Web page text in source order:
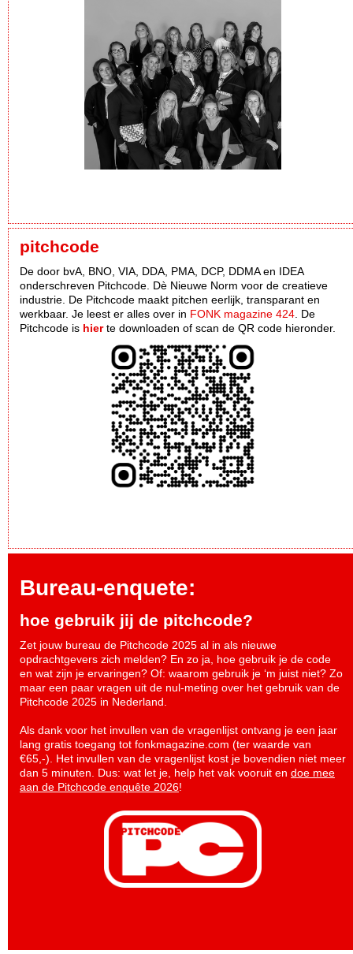
pitchcode
De door bvA, BNO, VIA, DDA, PMA, DCP, DDMA en IDEA
onderschreven Pitchcode. Dè Nieuwe Norm voor de creatieve
industrie. De Pitchcode maakt pitchen eerlijk, transparant en
werkbaar. Je leest er alles over in FONK magazine 424 . De
Pitchcode is hierte downloaden of scan de QR code hieronder.
Bureau-enquete:
hoe gebruik jij de pitchcode?
Zet jouw bureau de Pitchcode 2025 al in als nieuwe
opdrachtgevers zich melden? En zo ja, hoe gebruik je de code
en wat zijn je ervaringen? Of: waarom gebruik je ‘m juist niet? Zo
maar een paar vragen uit de nul-meting over het gebruik van de
Pitchcode 2025 in Nederland.
Als dank voor het invullen van de vragenlijst ontvang je een jaar
lang gratis toegang tot fonkmagazine.com (ter waarde van
€65,-). Het invullen van de vragenlijst kost je bovendien niet meer
dan 5 minuten. Dus: wat let je, help het vak vooruit en doe mee
aan de Pitchcode enquête 2026!